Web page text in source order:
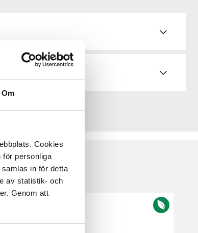
Om
Cookies
för personliga
in för detta
av statistik- och
Genom att